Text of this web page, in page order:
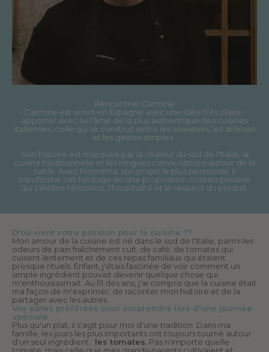
Rencontrer Carmine
Carmine est arrivé en Espagne avec une idée très claire :
apporter avec lui l'âme de la plus authentique des cuisines
italiennes, celle qui se construit entre les souvenirs, les arômes
et les gestes simples.
Son histoire est marquée par la chaleur du sud de l'Italie, la
cuisine traditionnelle et les longues conversations autour de la
table. Avec Nonnetta, son projet le plus personnel, il
transforme cet héritage en une proposition contemporaine
qui célèbre l'émotion, l'hospitalité et le respect du produit.
D'où vient votre passion pour la cuisine ??
Mon amour de la cuisine est né dans le sud de l'Italie, parmi les
odeurs de pain fraîchement cuit, de café, de tomates qui
cuisent lentement et de ces repas familiaux qui étaient
presque rituels. Enfant, j'étais fascinée de voir comment un
simple ingrédient pouvait devenir quelque chose qui
m'enthousiasmait. Au fil des ans, j'ai compris que la cuisine était
ma façon de m'exprimer, de raconter mon histoire et de la
partager avec les autres.
Vos pâtes préférées pour surprendre lors d'une journée
spéciale
Plus qu'un plat, il s'agit pour moi d'une tradition. Dans ma
famille, les jours les plus importants ont toujours tourné autour
d'un seul ingrédient : les tomates. Pas n'importe quelle